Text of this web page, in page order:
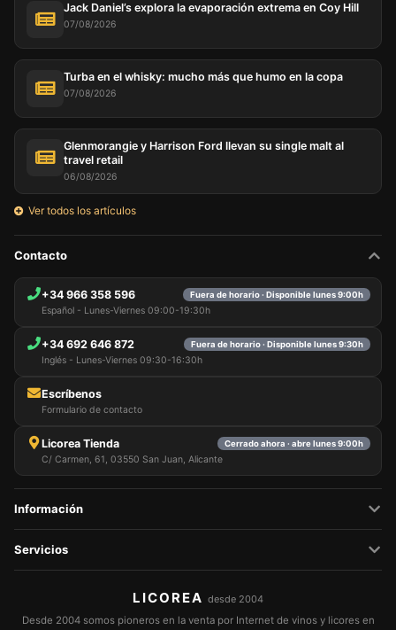
Jack Daniel’s explora la evaporación extrema en Coy Hill
07/08/2026
Turba en el whisky: mucho más que humo en la copa
07/08/2026
Glenmorangie y Harrison Ford llevan su single malt al
travel retail
06/08/2026
Ver todos los artículos
Contacto
+34 966 358 596 Fuera de horario · Disponible lunes 9:00h
Español - Lunes-Viernes 09:00-19:30h
+34 692 646 872 Fuera de horario · Disponible lunes 9:30h
Inglés - Lunes-Viernes 09:30-16:30h
Escríbenos
Formulario de contacto
Licorea Tienda Cerrado ahora · abre lunes 9:00h
C/ Carmen, 61, 03550 San Juan, Alicante
Información
Servicios
LICOREA desde 2004
Desde 2004 somos pioneros en la venta por Internet de vinos y licores en